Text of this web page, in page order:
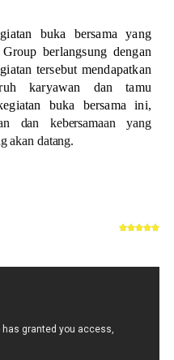
buka bersama yang
berlangsung dengan
tersebut mendapatkan
karyawan dan tamu
buka bersama ini,
dan kebersamaan yang
akan datang.
